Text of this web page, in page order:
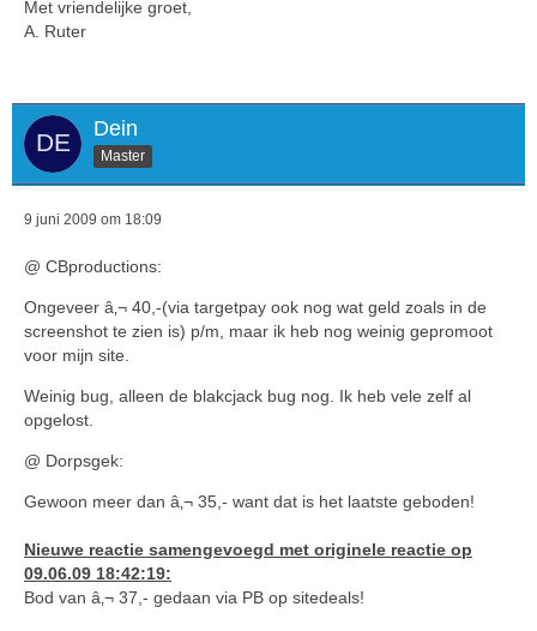
Met vriendelijke groet,
A. Ruter
Dein
Master
9 juni 2009 om 18:09
@ CBproductions:
Ongeveer â‚¬ 40,-(via targetpay ook nog wat geld zoals in de
screenshot te zien is) p/m, maar ik heb nog weinig gepromoot
voor mijn site.
Weinig bug, alleen de blakcjack bug nog. Ik heb vele zelf al
opgelost.
@ Dorpsgek:
Gewoon meer dan â‚¬ 35,- want dat is het laatste geboden!
Nieuwe reactie samengevoegd met originele reactie op
09.06.09 18:42:19:
Bod van â‚¬ 37,- gedaan via PB op sitedeals!